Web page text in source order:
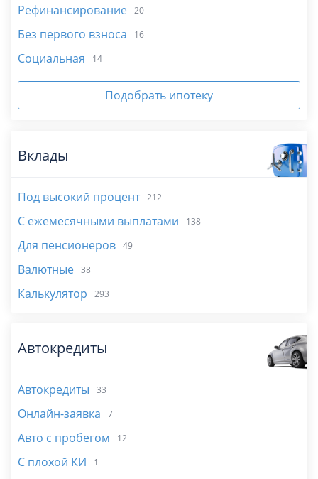
Рефинансирование 20
Без первого взноса 16
Социальная 14
Подобрать ипотеку
Вклады
Под высокий процент 212
С ежемесячными выплатами 138
Для пенсионеров 49
Валютные 38
Калькулятор 293
Автокредиты
Автокредиты 33
Онлайн-заявка 7
Авто с пробегом 12
С плохой КИ 1